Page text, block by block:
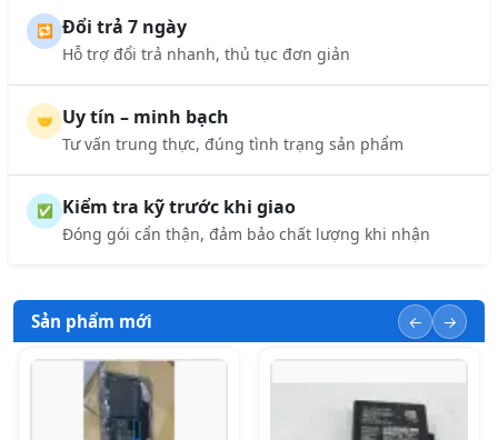
🔁 Đổi trả 7 ngày
Hỗ trợ đổi trả nhanh, thủ tục đơn giản
🤝 Uy tín – minh bạch
Tư vấn trung thực, đúng tình trạng sản phẩm
✅ Kiểm tra kỹ trước khi giao
Đóng gói cẩn thận, đảm bảo chất lượng khi nhận
Sản phẩm mới